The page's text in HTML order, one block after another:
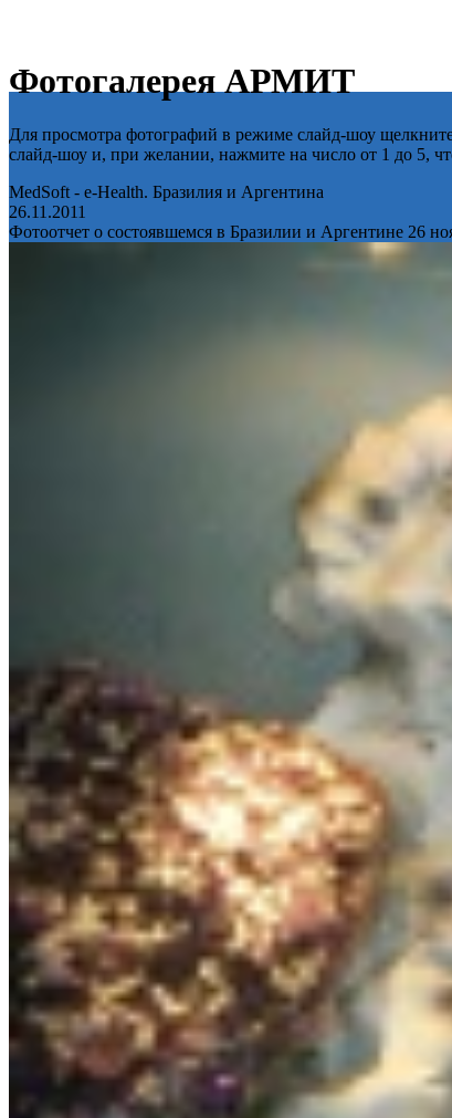
Фотогалерея АРМИТ
Для просмотра фотографий в режиме слайд-шоу
слайд-шоу и, при желании, нажмите на число от 1 до 5,
MedSoft - e-Health. Бразилия и Аргентина
26.11.2011
Фотоотчет о состоявшемся в Бразилии и Аргентине 26